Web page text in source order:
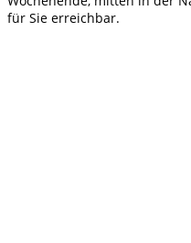
für Sie erreichbar.